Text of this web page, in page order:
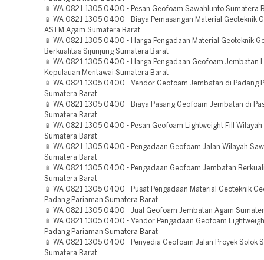
📱 WA 0821 1305 0400 - Pesan Geofoam Sawahlunto Sumatera
📱 WA 0821 1305 0400 - Biaya Pemasangan Material Geoteknik
ASTM Agam Sumatera Barat
📱 WA 0821 1305 0400 - Harga Pengadaan Material Geoteknik
Berkualitas Sijunjung Sumatera Barat
📱 WA 0821 1305 0400 - Harga Pengadaan Geofoam Jembatan
Kepulauan Mentawai Sumatera Barat
📱 WA 0821 1305 0400 - Vendor Geofoam Jembatan di Padang
Sumatera Barat
📱 WA 0821 1305 0400 - Biaya Pasang Geofoam Jembatan di
Sumatera Barat
📱 WA 0821 1305 0400 - Pesan Geofoam Lightweight Fill Wilayah
Sumatera Barat
📱 WA 0821 1305 0400 - Pengadaan Geofoam Jalan Wilayah
Sumatera Barat
📱 WA 0821 1305 0400 - Pengadaan Geofoam Jembatan
Sumatera Barat
📱 WA 0821 1305 0400 - Pusat Pengadaan Material Geoteknik
Padang Pariaman Sumatera Barat
📱 WA 0821 1305 0400 - Jual Geofoam Jembatan Agam
📱 WA 0821 1305 0400 - Vendor Pengadaan Geofoam
Padang Pariaman Sumatera Barat
📱 WA 0821 1305 0400 - Penyedia Geofoam Jalan Proyek Solok
Sumatera Barat